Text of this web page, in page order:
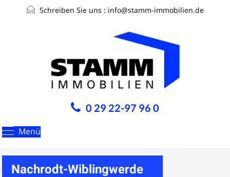
Schreiben Sie uns : info@stamm-immobilien.de
0 29 22-97 96 0
Menü
Nachrodt-Wiblingwerde